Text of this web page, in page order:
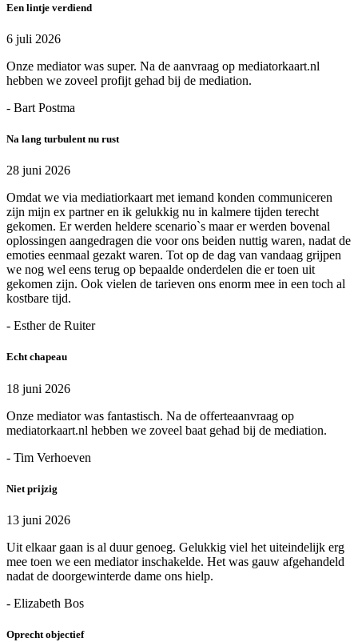
Een lintje verdiend
6 juli 2026
Onze mediator was super. Na de aanvraag op mediatorkaart.nl
hebben we zoveel profijt gehad bij de mediation.
- Bart Postma
Na lang turbulent nu rust
28 juni 2026
Omdat we via mediatiorkaart met iemand konden communiceren
zijn mijn ex partner en ik gelukkig nu in kalmere tijden terecht
gekomen. Er werden heldere scenario`s maar er werden bovenal
oplossingen aangedragen die voor ons beiden nuttig waren, nadat de
emoties eenmaal gezakt waren. Tot op de dag van vandaag grijpen
we nog wel eens terug op bepaalde onderdelen die er toen uit
gekomen zijn. Ook vielen de tarieven ons enorm mee in een toch al
kostbare tijd.
- Esther de Ruiter
Echt chapeau
18 juni 2026
Onze mediator was fantastisch. Na de offerteaanvraag op
mediatorkaart.nl hebben we zoveel baat gehad bij de mediation.
- Tim Verhoeven
Niet prijzig
13 juni 2026
Uit elkaar gaan is al duur genoeg. Gelukkig viel het uiteindelijk erg
mee toen we een mediator inschakelde. Het was gauw afgehandeld
nadat de doorgewinterde dame ons hielp.
- Elizabeth Bos
Oprecht objectief